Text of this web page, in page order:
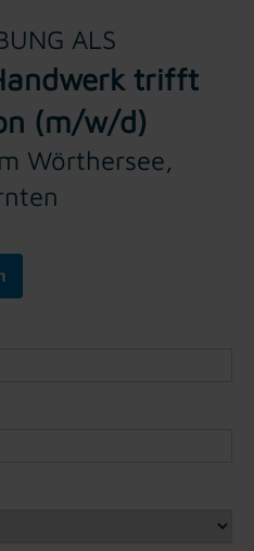
ALS
trifft
(m/w/d)
Wörthersee,